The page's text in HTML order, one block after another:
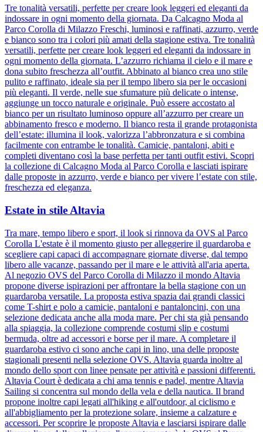
Tre tonalità versatili, perfette per creare look leggeri ed eleganti da
indossare in ogni momento della giornata. Da Calcagno Moda al
Parco Corolla di Milazzo Freschi, luminosi e raffinati, azzurro, verde
e bianco sono tra i colori più amati della stagione estiva. Tre tonalità
versatili, perfette per creare look leggeri ed eleganti da indossare in
ogni momento della giornata. L’azzurro richiama il cielo e il mare e
dona subito freschezza all’outfit. Abbinato al bianco crea uno stile
pulito e raffinato, ideale sia per il tempo libero sia per le occasioni
più eleganti. Il verde, nelle sue sfumature più delicate o intense,
aggiunge un tocco naturale e originale. Può essere accostato al
bianco per un risultato luminoso oppure all’azzurro per creare un
abbinamento fresco e moderno. Il bianco resta il grande protagonista
dell’estate: illumina il look, valorizza l’abbronzatura e si combina
facilmente con entrambe le tonalità. Camicie, pantaloni, abiti e
completi diventano così la base perfetta per tanti outfit estivi. Scopri
la collezione di Calcagno Moda al Parco Corolla e lasciati ispirare
dalle proposte in azzurro, verde e bianco per vivere l’estate con stile,
freschezza ed eleganza.
Estate in stile Altavia
Tra mare, tempo libero e sport, il look si rinnova da OVS al Parco
Corolla L'estate è il momento giusto per alleggerire il guardaroba e
scegliere capi capaci di accompagnare giornate diverse, dal tempo
libero alle vacanze, passando per il mare e le attività all'aria aperta.
Al negozio OVS del Parco Corolla di Milazzo il mondo Altavia
propone diverse ispirazioni per affrontare la bella stagione con un
guardaroba versatile. La proposta estiva spazia dai grandi classici
come T-shirt e polo a camicie, pantaloni e pantaloncini, con una
selezione dedicata anche alla moda mare. Per chi sta già pensando
alla spiaggia, la collezione comprende costumi slip e costumi
bermuda, oltre ad accessori e borse per il mare. A completare il
guardaroba estivo ci sono anche capi in lino, una delle proposte
stagionali presenti nella selezione OVS. Altavia guarda inoltre al
mondo dello sport con linee pensate per attività e passioni differenti.
Altavia Court è dedicata a chi ama tennis e padel, mentre Altavia
Sailing si concentra sul mondo della vela e della nautica. Il brand
propone inoltre capi legati all'hiking e all'outdoor, al ciclismo e
all'abbigliamento per la protezione solare, insieme a calzature e
accessori. Per scoprire le proposte Altavia e lasciarsi ispirare dalle